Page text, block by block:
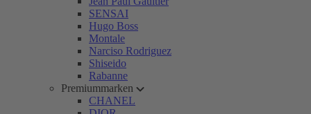
SENSAI
Hugo Boss
Montale
Narciso Rodriguez
Shiseido
Rabanne
Premiummarken
CHANEL